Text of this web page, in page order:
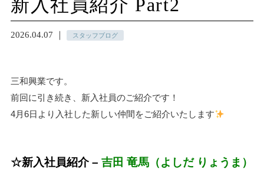
新入社員紹介 Part2
2026.04.07 ｜ スタッフブログ
三和興業です。
前回に引き続き、新入社員のご紹介です！
4月6日より入社した新しい仲間をご紹介いたします
☆新入社員紹介– 吉田 竜馬（よしだ りょうま）